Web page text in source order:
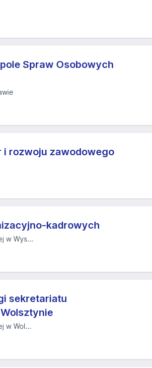
Spraw Osobowych
rozwoju zawodowego
kadrowych
w Wys...
sekretariatu
w Wol...